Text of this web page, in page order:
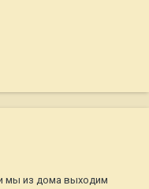
мы из дома выходим